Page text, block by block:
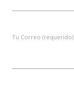
Tu Correo (requerido)